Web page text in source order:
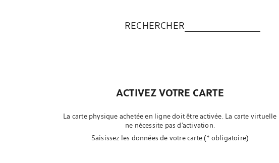
RECHERCHER
ACTIVEZ VOTRE CARTE
La carte physique achetée en ligne doit être activée. La carte virtuelle
ne nécessite pas d’activation.
Saisissez les données de votre carte (* obligatoire)